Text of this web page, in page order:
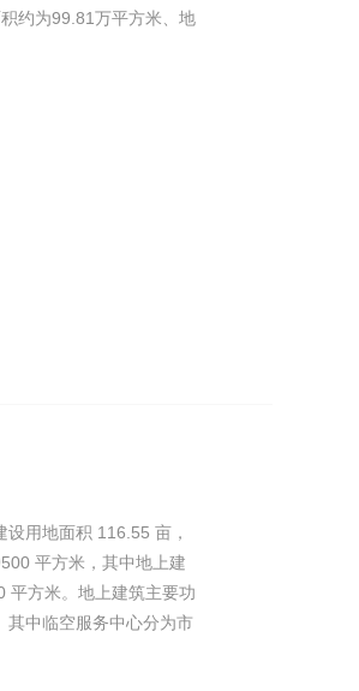
约为99.81万平方米、地
用地面积 116.55 亩，
平方米，其中地上建
平方米。地上建筑主要功
其中临空服务中心分为市